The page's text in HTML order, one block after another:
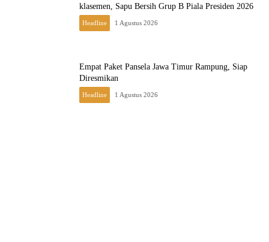
klasemen, Sapu Bersih Grup B Piala Presiden 2026
Headline 1 Agustus 2026
Empat Paket Pansela Jawa Timur Rampung, Siap
Diresmikan
Headline 1 Agustus 2026